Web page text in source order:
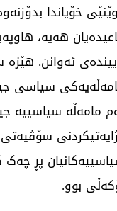
خۆیاندا
هەیە،
ئەوانن. هێزە
سیاسی
مامەڵە سیاسییە
پڕ
بوو.